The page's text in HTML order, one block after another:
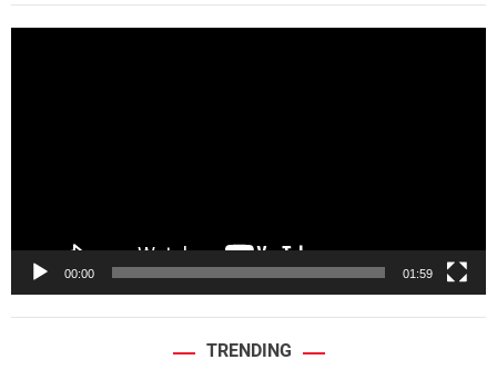
00:00 01:59
TRENDING